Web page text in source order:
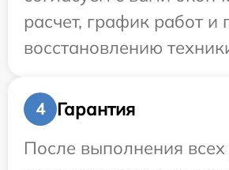
расчет, график работ и
восстановлению
4
Гарантия
После выполнения всех